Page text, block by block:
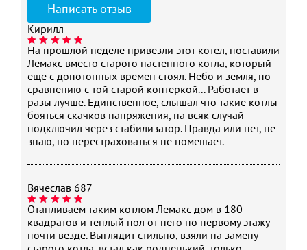
Написать отзыв
Кирилл
На прошлой неделе привезли этот котел, поставили
Лемакс вместо старого настенного котла, который
еще с допотопных времен стоял. Небо и земля, по
сравнению с той старой коптёркой... Работает в
разы лучше. Единственное, слышал что такие котлы
бояться скачков напряжения, на всяк случай
подключил через стабилизатор. Правда или нет, не
знаю, но перестраховаться не помешает.
Вячеслав 687
Отапливаем таким котлом Лемакс дом в 180
квадратов и теплый пол от него по первому этажу
почти везде. Выглядит стильно, взяли на замену